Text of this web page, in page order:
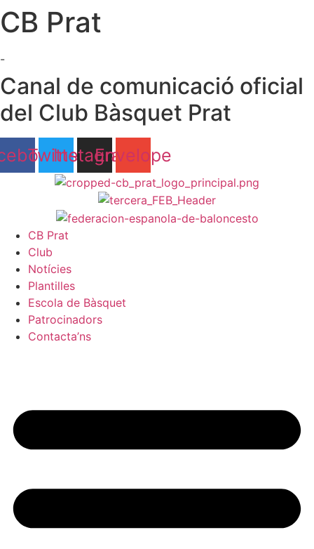
Ir
al
CB Prat
-
Canal de comunicació oficial
del Club Bàsquet Prat
Twitter
Instagram
Envelope
CB Prat
Club
Notícies
Plantilles
Escola de Bàsquet
Patrocinadors
Contacta’ns